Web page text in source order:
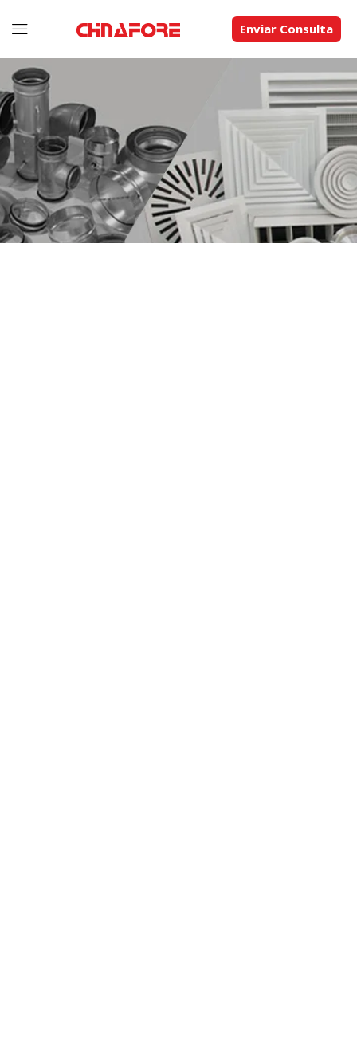
Enviar Consulta